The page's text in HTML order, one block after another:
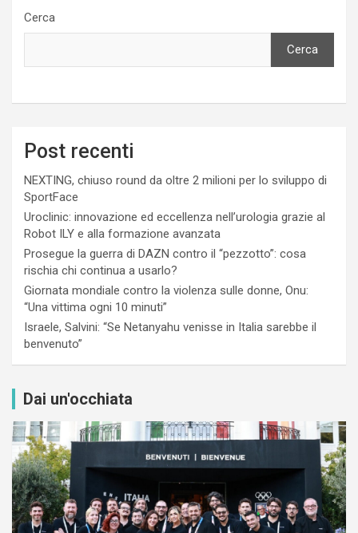
Cerca
Cerca
Post recenti
NEXTING, chiuso round da oltre 2 milioni per lo sviluppo di
SportFace
Uroclinic: innovazione ed eccellenza nell’urologia grazie al
Robot ILY e alla formazione avanzata
Prosegue la guerra di DAZN contro il “pezzotto”: cosa
rischia chi continua a usarlo?
Giornata mondiale contro la violenza sulle donne, Onu:
“Una vittima ogni 10 minuti”
Israele, Salvini: “Se Netanyahu venisse in Italia sarebbe il
benvenuto”
Dai un'occhiata